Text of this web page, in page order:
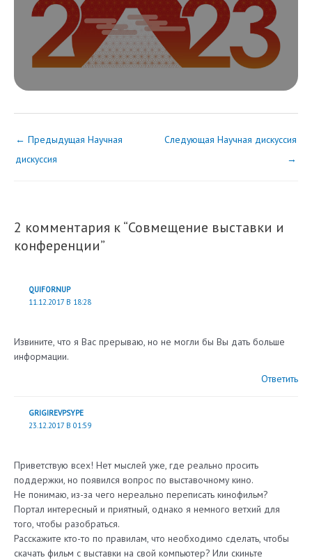
← Предыдущая Научная
дискуссия
Следующая Научная дискуссия
→
2 комментария к “Совмещение выставки и
конференции”
QUIFORNUP
11.12.2017 В 18:28
Извините, что я Вас прерываю, но не могли бы Вы дать больше
информации.
Ответить
GRIGIREVPSYPE
23.12.2017 В 01:59
Приветствую всех! Нет мыслей уже, где реально просить
поддержки, но появился вопрос по выставочному кино.
Не понимаю, из-за чего нереально переписать кинофильм?
Портал интересный и приятный, однако я немного ветхий для
того, чтобы разобраться.
Расскажите кто-то по правилам, что необходимо сделать, чтобы
скачать фильм с выставки на свой компьютер? Или скиньте